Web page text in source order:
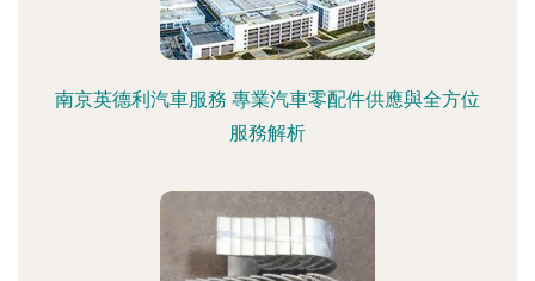
南京英德利汽車服務 專業汽車零配件供應與全方位
服務解析